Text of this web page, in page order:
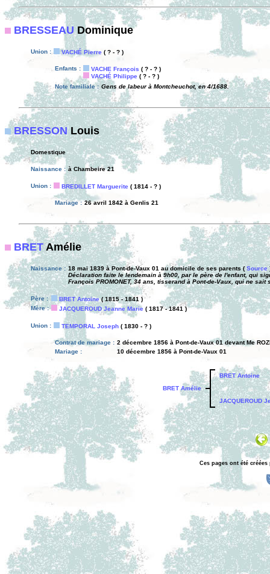
BRESSEAUDominique
Union : VACHÉ Pierre ( ? - ? )
Enfants : VACHE François ( ? - ? )
VACHÉ Philippe ( ? - ? )
Note familiale : Gens de labeur à Montcheuchot, en 4/1688.
BRESSONLouis
Domestique
Naissance : à Chambeire 21
Union : BREDILLET Marguerite ( 1814 - ? )
Mariage : 26 avril 1842 à Genlis 21
BRETAmélie
Naissance : 18 mai 1839 à Pont-de-Vaux 01 au domicile de ses parents (Source
Déclaration faite le lendemain à 9h00, par le père de l'enfant, qui
François PROMONET, 34 ans, tisserand à Pont-de-Vaux, qui ne sait
Père : BRET Antoine( 1815 - 1841 )
Mère :
JACQUEROUD Jeanne Marie ( 1817 - 1841 )
Union : TEMPORAL Joseph ( 1830 - ? )
Contrat de mariage : 2 décembre 1856 à Pont-de-Vaux 01 devant Me
Mariage :
10 décembre 1856 à Pont-de-Vaux 01
BRET Amélie
BRET Antoine
JACQUEROUD
Ces pages ont été